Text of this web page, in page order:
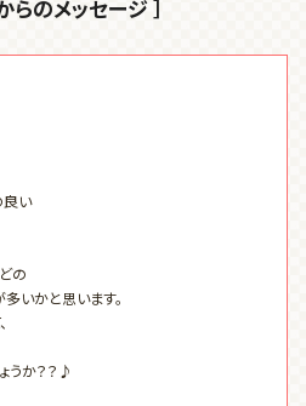
らのメッセージ ］
い
の
いかと思います。
うか？？♪